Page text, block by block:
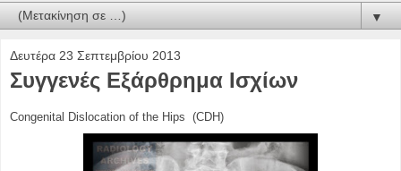
▼
Δευτέρα 23 Σεπτεμβρίου 2013
Συγγενές Εξάρθρημα Ισχίων
Congenital Dislocation of the Hips (CDH)